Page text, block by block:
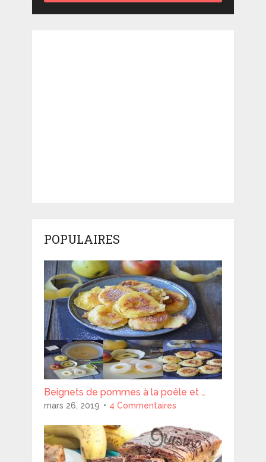
POPULAIRES
Beignets de pommes à la poêle et …
mars 26, 2019 4 Commentaires